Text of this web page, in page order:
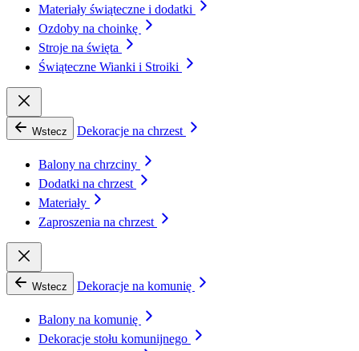
Materiały świąteczne i dodatki
Ozdoby na choinkę
Stroje na święta
Świąteczne Wianki i Stroiki
Wstecz Dekoracje na chrzest
Balony na chrzciny
Dodatki na chrzest
Materiały
Zaproszenia na chrzest
Wstecz Dekoracje na komunię
Balony na komunię
Dekoracje stołu komunijnego